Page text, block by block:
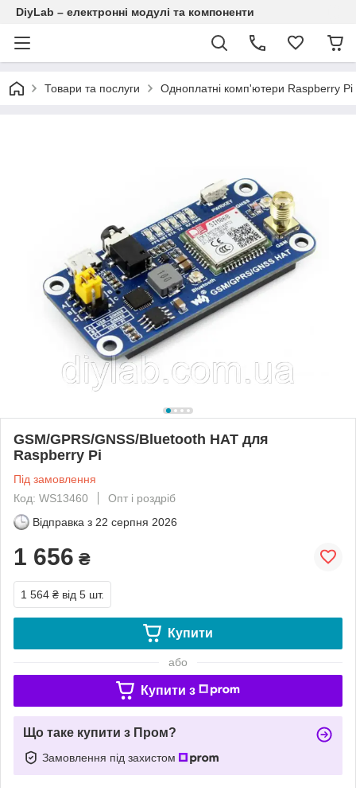
DiyLab – електронні модулі та компоненти
Товари та послуги Одноплатні комп'ютери Raspberry Pi
GSM/GPRS/GNSS/Bluetooth HAT для
Raspberry Pi
Під замовлення
Код: WS13460
Опт і роздріб
Відправка з 22 серпня 2026
1 656 ₴
1 564 ₴ від 5 шт.
Купити
або
Купити з
Що таке купити з Пром?
Замовлення під захистом